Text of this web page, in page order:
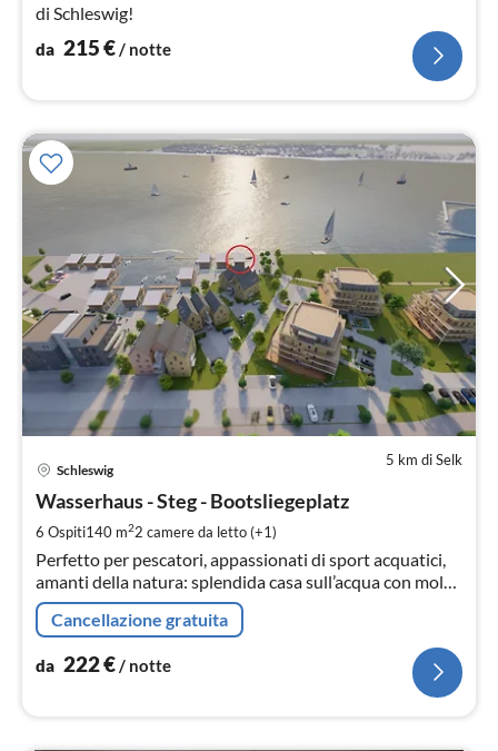
di Schleswig!
da 215€ / notte
5 km di Selk
Schleswig
Wasserhaus - Steg - Bootsliegeplatz
6 Ospiti140 m22 camere da letto (+1)
Perfetto per pescatori, appassionati di sport acquatici,
amanti della natura: splendida casa sull’acqua con molo
e posto barca
Cancellazione gratuita
da 222€/ notte